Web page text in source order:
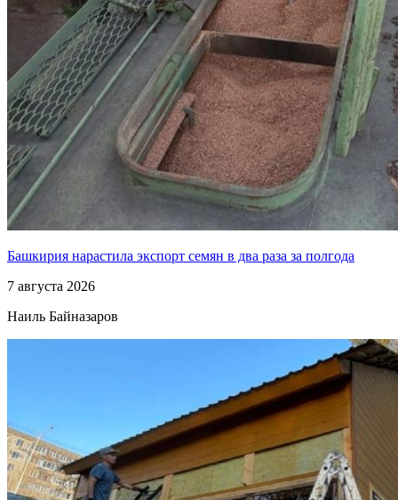
Башкирия нарастила экспорт семян в два раза за полгода
7 августа 2026
Наиль Байназаров